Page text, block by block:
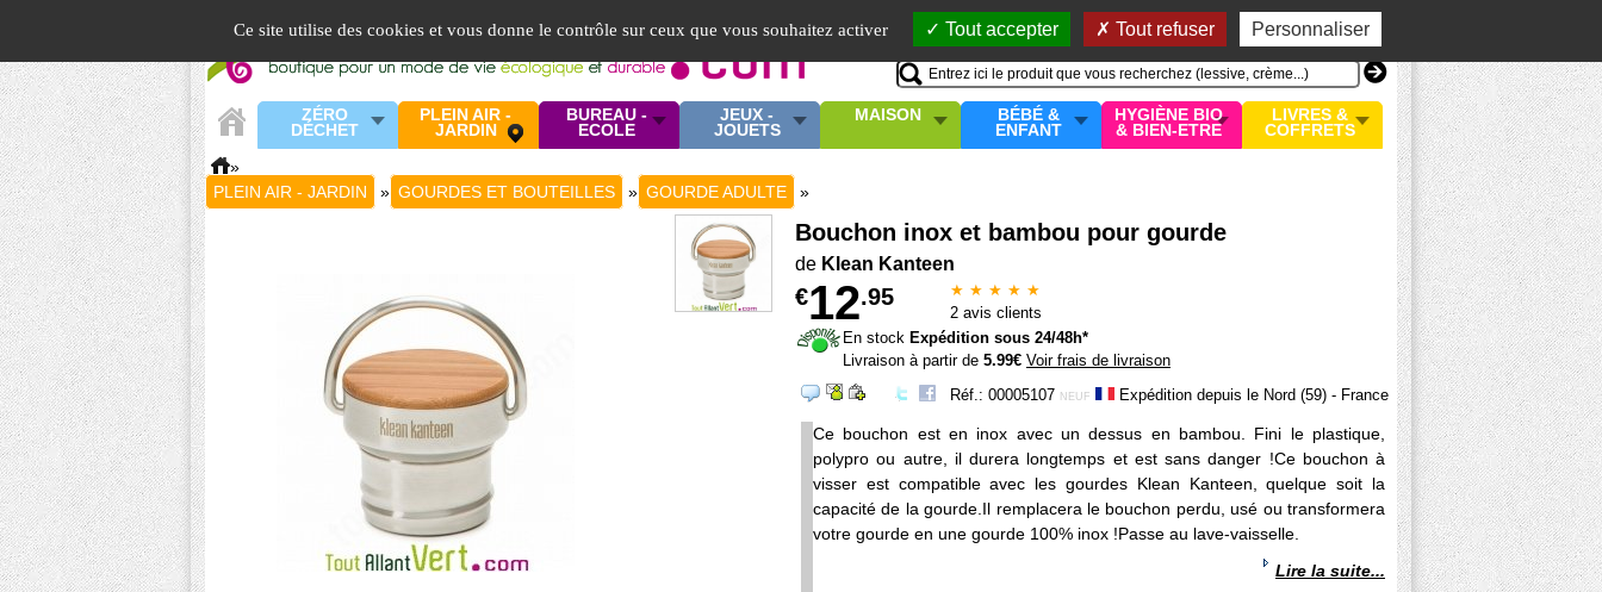
Ce site utilise des cookies et vous donne le contrôle sur ceux que vous souhaitez activer Tout accepter Tout refuser Personnaliser
Mon compte
MON PANIER
0 article
ZÉRO
DÉCHET
PLEIN AIR -
JARDIN
BUREAU -
ECOLE
JEUX -
JOUETS
MAISON
BÉBÉ &
ENFANT
HYGIÈNE BIO
& BIEN-ETRE
LIVRES &
COFFRETS
»
PLEIN AIR - JARDIN
» GOURDES ET BOUTEILLES » GOURDE ADULTE »
Bouchon inox et bambou pour gourde
de Klean Kanteen
★ ★ ★ ★ ★
2 avis clients
€12.95
En stock Expédition sous 24/48h*
Livraison à partir de 5.99€ Voir frais de livraison
Réf.: 00005107 NEUF Expédition depuis le Nord (59) - France
Ce bouchon est en inox avec un dessus en bambou. Fini le plastique,
polypro ou autre, il durera longtemps et est sans danger !Ce bouchon à
visser est compatible avec les gourdes Klean Kanteen, quelque soit la
capacité de la gourde.Il remplacera le bouchon perdu, usé ou transformera
votre gourde en une gourde 100% inox !Passe au lave-vaisselle.
Lire la suite...